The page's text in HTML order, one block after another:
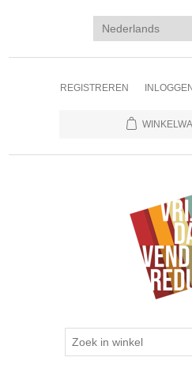
REGISTREREN INLOGGEN